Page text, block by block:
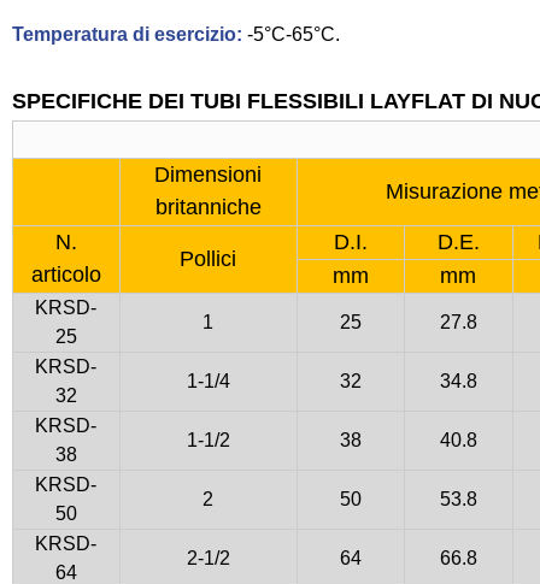
Temperatura di esercizio: -5°C-65°C.
SPECIFICHE DEI TUBI FLESSIBILI LAYFLAT DI
Dimensioni
britanniche
Misurazione
N.
articolo
Pollici
D.I. D.E.
mm
mm
KRSD-
25
1 25 27.8
KRSD-
32
1-1/4 32 34.8
KRSD-
38
1-1/2 38 40.8
KRSD-
50
2 50 53.8
KRSD-
64
2-1/2 64 66.8